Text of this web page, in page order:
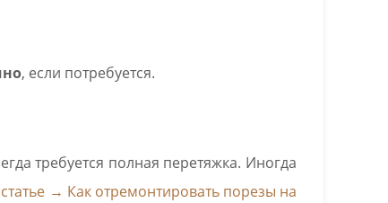
, если потребуется.
требуется полная перетяжка. Иногда
статье → Как отремонтировать порезы на